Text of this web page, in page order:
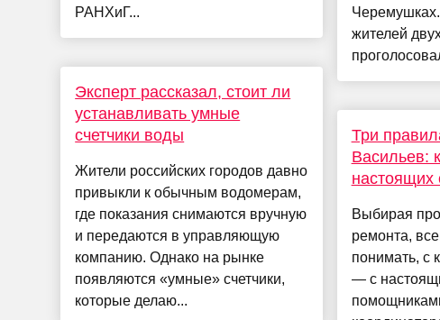
РАНХиГ...
Эксперт рассказал, стоит ли
устанавливать умные
счетчики воды
Жители российских городов давно
привыкли к обычным водомерам,
где показания снимаются вручную
и передаются в управляющую
компанию. Однако на рынке
появляются «умные» счетчики,
которые делаю...
жителей
Три
Васильев:
настоящих
Выбирая
ремонта,
понимать, с
— с